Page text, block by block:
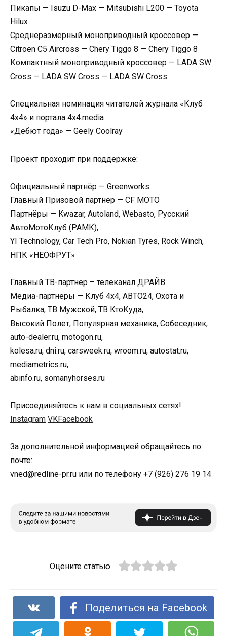
Пикапы — Isuzu D-Max — Mitsubishi L200 — Toyota
Hilux
Среднеразмерный моноприводный кроссовер —
Citroen C5 Aircross — Chery Tiggo 8 — Chery Tiggo 8
Компактный моноприводный кроссовер — LADA SW
Cross — LADA SW Cross — LADA SW Cross
Специальная номинация читателей журнала «Клуб
4х4» и портала 4х4.media
«Дебют года» — Geely Coolray
Проект проходит при поддержке:
Официальный партнёр — Greenworks
Главный Призовой партнёр — CF MOTO
Партнёры — Kwazar, Autoland, Webasto, Русский
АвтоМотоКлуб (РАМК),
YI Technology, Car Tech Pro, Nokian Tyres, Rock Winch,
НПК «НЕОФРУТ»
Главный ТВ-партнер – телеканал ДРАЙВ
Медиа-партнеры — Клуб 4х4, АВТО24, Охота и
Рыбалка, ТВ Мужской, ТВ КтоКуда,
Высокий Полет, Популярная механика, Собеседник,
auto-dealer.ru, motogon.ru,
kolesa.ru, dni.ru, carsweek.ru, wroom.ru, autostat.ru,
mediametrics.ru,
abinfo.ru, somanyhorses.ru
Присоединяйтесь к нам в социальных сетях!
Instagram VKFacebook
За дополнительной информацией обращайтесь по
почте:
vned@redline-pr.ru или по телефону +7 (926) 276 19 14
Оцените статью
Поделиться на Facebook